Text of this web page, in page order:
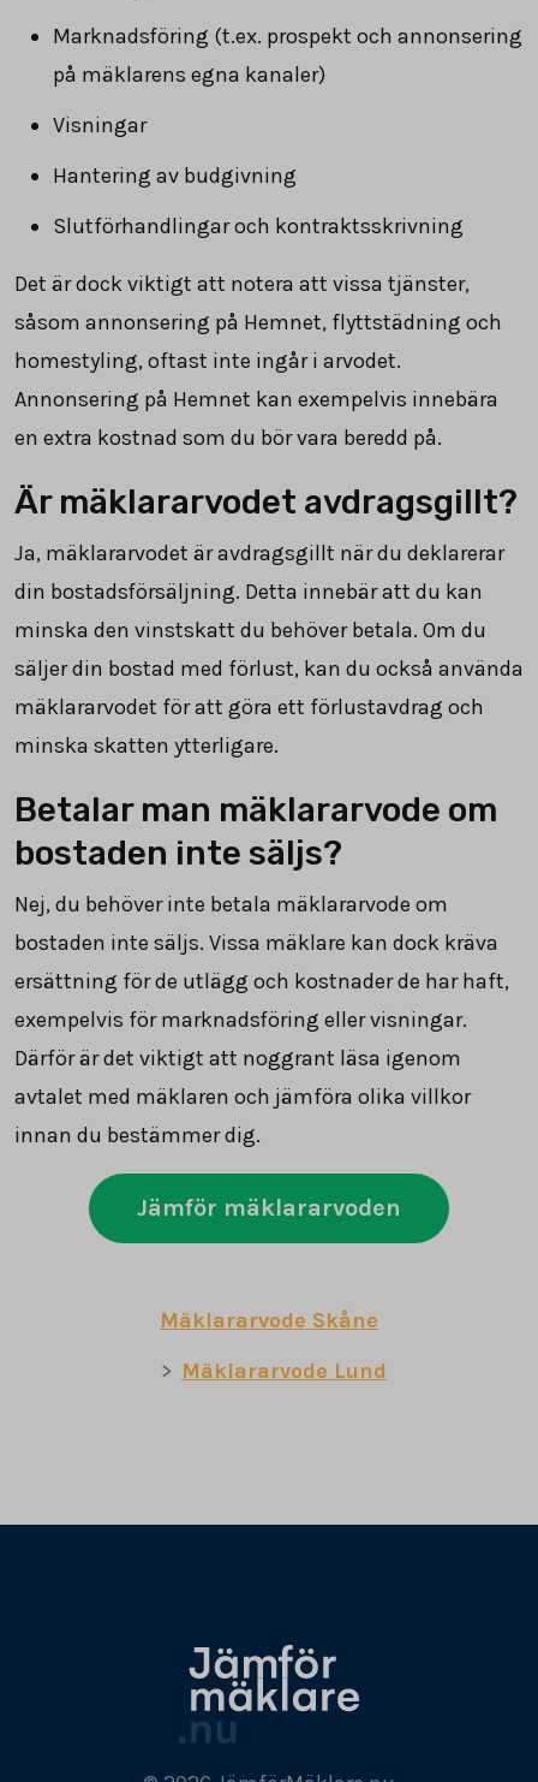
Marknadsföring (t.ex. prospekt och annonsering
på mäklarens egna kanaler)
Visningar
Hantering av budgivning
Slutförhandlingar och kontraktsskrivning
Det är dock viktigt att notera att vissa tjänster,
såsom annonsering på Hemnet, flyttstädning och
homestyling, oftast inte ingår i arvodet.
Annonsering på Hemnet kan exempelvis innebära
en extra kostnad som du bör vara beredd på.
Är mäklararvodet avdragsgillt?
Ja, mäklararvodet är avdragsgillt när du deklarerar
din bostadsförsäljning. Detta innebär att du kan
minska den vinstskatt du behöver betala. Om du
säljer din bostad med förlust, kan du också använda
mäklararvodet för att göra ett förlustavdrag och
minska skatten ytterligare.
Betalar man mäklararvode om
bostaden inte säljs?
Nej, du behöver inte betala mäklararvode om
bostaden inte säljs. Vissa mäklare kan dock kräva
ersättning för de utlägg och kostnader de har haft,
exempelvis för marknadsföring eller visningar.
Därför är det viktigt att noggrant läsa igenom
avtalet med mäklaren och jämföra olika villkor
innan du bestämmer dig.
Jämför mäklararvoden
Mäklararvode Skåne
Mäklararvode Lund